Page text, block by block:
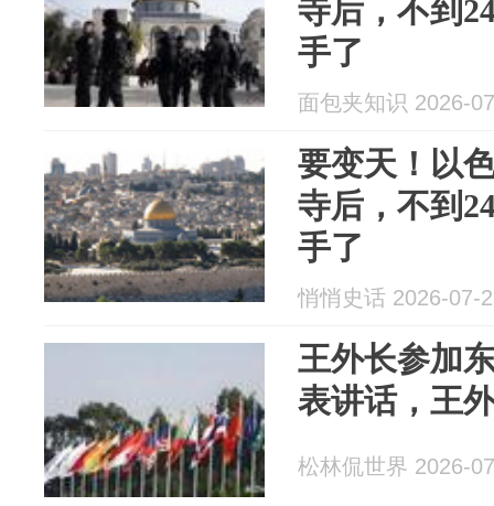
寺后，不到
手了
面包夹知识 2026-
要变天！以
寺后，不到
手了
悄悄史话 2026-07-
王外长参加
表讲话，王
松林侃世界 2026-